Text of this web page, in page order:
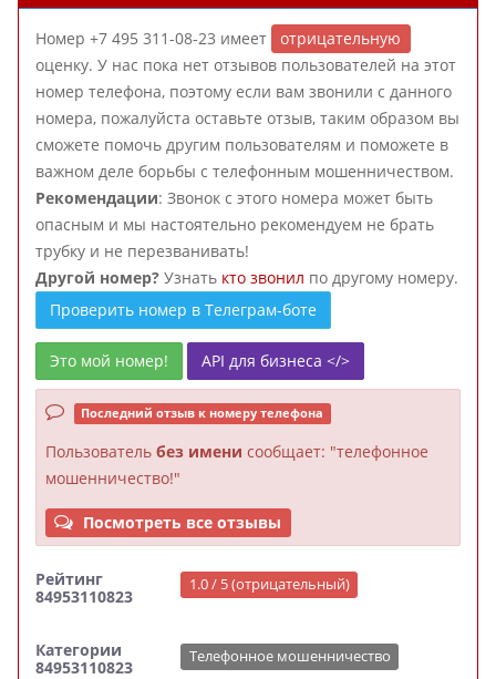
Номер +7 495 311-08-23 имеет
отрицательную
оценку. У нас пока нет отзывов пользователей на этот
номер телефона, поэтому если вам звонили с данного
номера, пожалуйста оставьте отзыв, таким образом вы
сможете помочь другим пользователям и поможете в
важном деле борьбы с телефонным мошенничеством.
Рекомендации: Звонок с этого номера может быть
опасным и мы настоятельно рекомендуем не брать
трубку и не перезванивать!
Другой номер? Узнать кто звонил по другому номеру.
Проверить номер в Телеграм-боте
Это мой номер! API для бизнеса </>
Последний отзыв к номеру телефона
Пользователь без имени сообщает: "телефонное
мошенничество!"
Посмотреть все отзывы
Рейтинг
84953110823
1.0 / 5 (отрицательный)
Категории
84953110823
Телефонное мошенничество